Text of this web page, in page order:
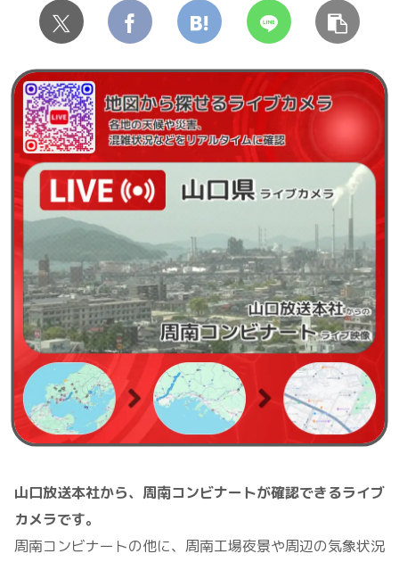
山口放送本社から、周南コンビナートが確認できるライブ
カメラです。
周南コンビナートの他に、周南工場夜景や周辺の気象状況